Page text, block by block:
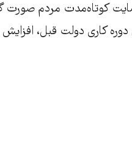
کوتاه‌مدت مردم صورت
دوره کاری دولت قبل،